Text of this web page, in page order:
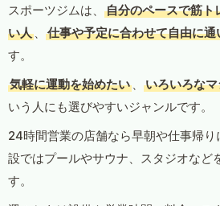
スポーツジムは、
自分のペースで筋ト
い人 、 仕事や予定に合わせて自由に通
す。
気軽に運動を始めたい 、 いろいろな
いう人にも選びやすいジャンルです。
24時間営業の店舗なら早朝や仕事帰
設ではプールやサウナ、スタジオなど
す。